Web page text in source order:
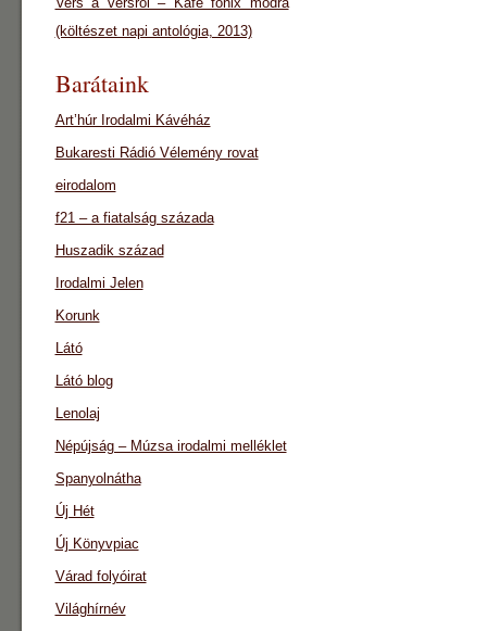
(költészet napi antológia, 2013)
Barátaink
Art’húr Irodalmi Kávéház
Bukaresti Rádió Vélemény rovat
eirodalom
f21 – a fiatalság százada
Huszadik század
Irodalmi Jelen
Korunk
Látó
Látó blog
Lenolaj
Népújság – Múzsa irodalmi melléklet
Spanyolnátha
Új Hét
Új Könyvpiac
Várad folyóirat
Világhírnév